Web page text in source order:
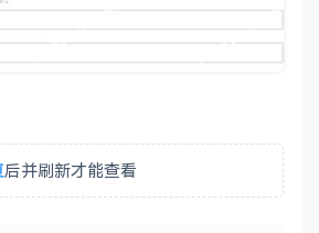
后并刷新才能查看